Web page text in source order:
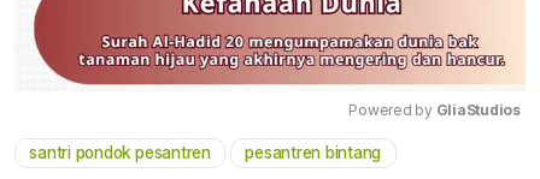
Powered by GliaStudios
santri pondok pesantren pesantren bintang